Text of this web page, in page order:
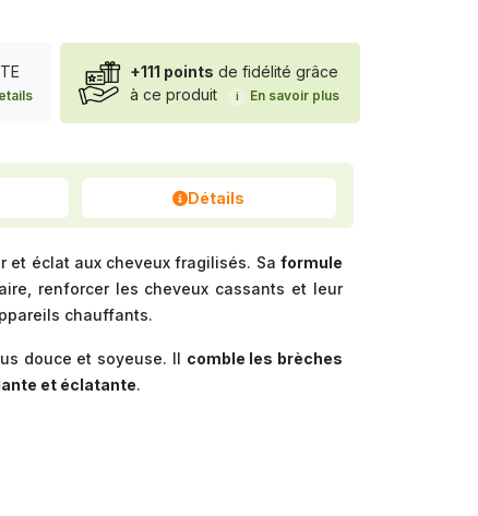
+111 points de fidélité grâce
à ce produit
i En savoir plus
Détails
et éclat aux cheveux fragilisés. Saformule
renforcer les cheveux cassants et leur
chauffants.
douce et soyeuse. Il comble les brèches
et éclatante.